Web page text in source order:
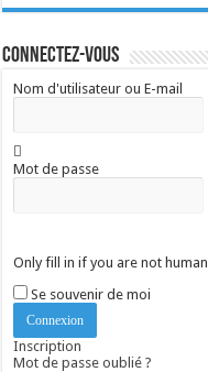
Connectez-vous
Nom d'utilisateur ou E-mail
Mot de passe
Only fill in if you are not human
Se souvenir de moi
Inscription
Mot de passe oublié ?